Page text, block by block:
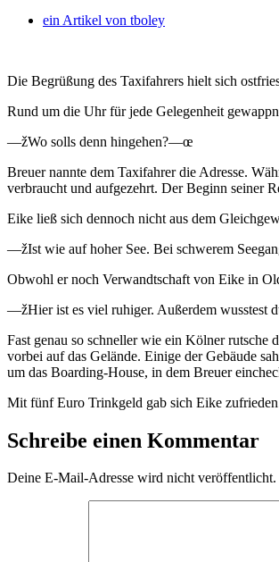
ein Artikel von tboley
Die Begrüßung des Taxifahrers hielt sich
Rund um die Uhr für jede Gelegenheit
—žWo solls denn hingehen?—œ
Breuer nannte dem Taxifahrer die Adresse.
verbraucht und aufgezehrt. Der Beginn seiner
Eike ließ sich dennoch nicht aus dem
—žIst wie auf hoher See. Bei schwerem
Obwohl er noch Verwandtschaft von Eike in
—žHier ist es viel ruhiger. Außerdem wusstest
Fast genau so schneller wie ein Kölner rutsche
vorbei auf das Gelände. Einige der Gebäude
um das Boarding-House, in dem Breuer
Mit fünf Euro Trinkgeld gab sich Eike
Schreibe einen Kommentar
Deine E-Mail-Adresse wird nicht veröffentlicht.